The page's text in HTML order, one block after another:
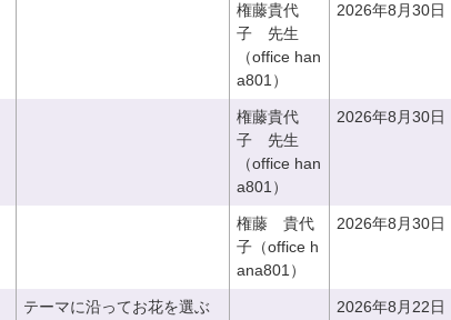
権藤貴代
子 先生
（office han
a801）
2026年8月30日
権藤貴代
子 先生
（office han
a801）
2026年8月30日
権藤 貴代
子（office h
ana801）
2026年8月30日
テーマに沿ってお花を選ぶ
2026年8月22日